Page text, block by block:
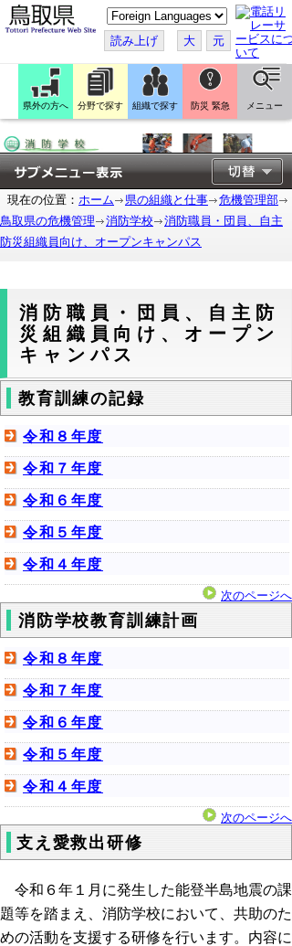
こ
の
ペ
ー
ジ
翻
訳
す
読み上げ 大 元
県外の方へ 分野で探す 組織で探す 防災 緊急 メニュー
現在の位置： ホーム 県の組織と仕事
危機管理部
鳥取県の危機管理
消防学校
消防職員・団員、自主
防災組織員向け、オープンキャンパス
消防職員・団員、自主防
災組織員向け、オープン
キャンパス
教育訓練の記録
令和８年度
令和７年度
令和６年度
令和５年度
令和４年度
次のページへ
消防学校教育訓練計画
令和８年度
令和７年度
令和６年度
令和５年度
令和４年度
次のページへ
支え愛救出研修
令和６年１月に発生した能登半島地震の課
題等を踏まえ、消防学校において、共助のた
めの活動を支援する研修を行います。内容に